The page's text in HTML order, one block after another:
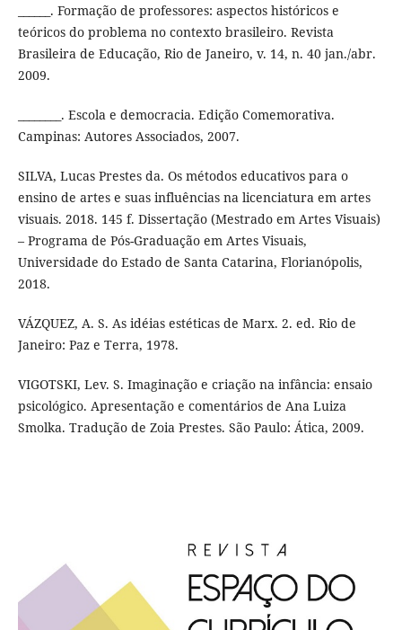
______. Formação de professores: aspectos históricos e
teóricos do problema no contexto brasileiro. Revista
Brasileira de Educação, Rio de Janeiro, v. 14, n. 40 jan./abr.
2009.
________. Escola e democracia. Edição Comemorativa.
Campinas: Autores Associados, 2007.
SILVA, Lucas Prestes da. Os métodos educativos para o
ensino de artes e suas influências na licenciatura em artes
visuais. 2018. 145 f. Dissertação (Mestrado em Artes Visuais)
– Programa de Pós-Graduação em Artes Visuais,
Universidade do Estado de Santa Catarina, Florianópolis,
2018.
VÁZQUEZ, A. S. As idéias estéticas de Marx. 2. ed. Rio de
Janeiro: Paz e Terra, 1978.
VIGOTSKI, Lev. S. Imaginação e criação na infância: ensaio
psicológico. Apresentação e comentários de Ana Luiza
Smolka. Tradução de Zoia Prestes. São Paulo: Ática, 2009.